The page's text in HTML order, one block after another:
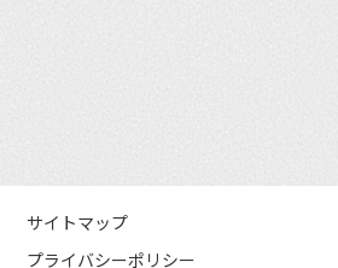
サイトマップ
プライバシーポリシー